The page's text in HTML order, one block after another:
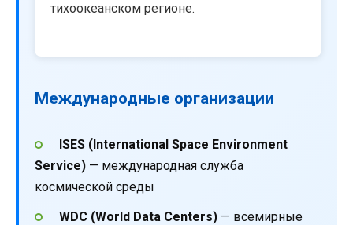
тихоокеанском регионе.
Международные организации
ISES (International Space Environment
Service) — международная служба
космической среды
WDC (World Data Centers)— всемирные